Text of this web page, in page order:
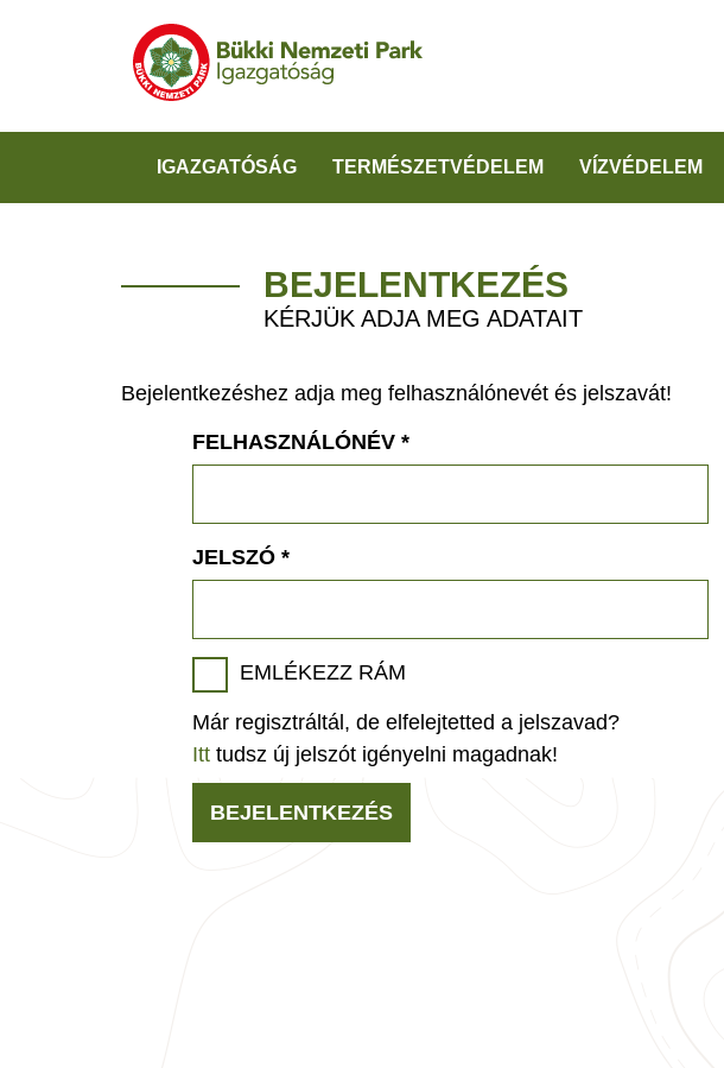
IGAZGATÓSÁG TERMÉSZETVÉDELEM VÍZVÉDELEM
BEJELENTKEZÉS
KÉRJÜK ADJA MEG ADATAIT
Bejelentkezéshez adja meg felhasználónevét és jelszavát!
FELHASZNÁLÓNÉV *
JELSZÓ *
EMLÉKEZZ RÁM
Már regisztráltál, de elfelejtetted a jelszavad?
Itt tudsz új jelszót igényelni magadnak!
BEJELENTKEZÉS